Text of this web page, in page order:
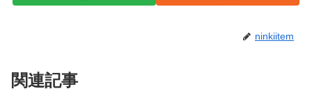
ninkiitem
関連記事